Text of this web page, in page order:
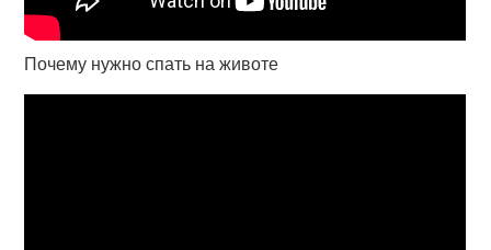
Почему нужно спать на животе